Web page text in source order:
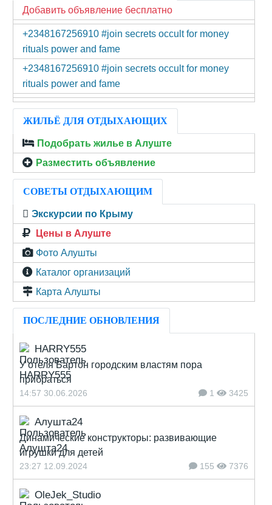
Добавить объявление бесплатно
+2348167256910 #join secrets occult for money
rituals power and fame
+2348167256910 #join secrets occult for money
rituals power and fame
ЖИЛЬЁ ДЛЯ ОТДЫХАЮЩИХ
Подобрать жилье в Алуште
Разместить объявление
СОВЕТЫ ОТДЫХАЮЩИМ
Экскурсии по Крыму
Цены в Алуште
Фото Алушты
Каталог организаций
Карта Алушты
ПОСЛЕДНИЕ ОБНОВЛЕНИЯ
HARRY555
У отеля Бартон городским властям пора
прибраться
14:57 30.06.2026 1 3425
Алушта24
Динамические конструкторы: развивающие
игрушки для детей
23:27 12.09.2024 155 7376
OleJek_Studio